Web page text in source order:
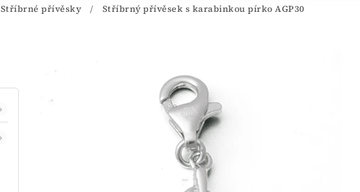
Stříbrné přívěsky / Stříbrný přívěsek s karabinkou pírko AGP30